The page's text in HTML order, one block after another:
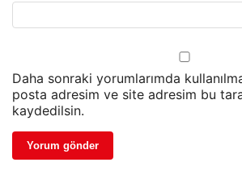
Daha sonraki yorumlarımda
posta adresim ve site adresim bu
kaydedilsin.